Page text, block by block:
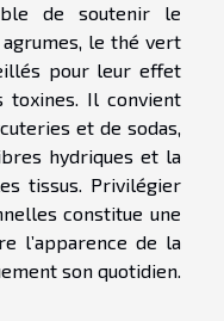
de soutenir le
le thé vert
pour leur effet
toxines. Il convient
et de sodas,
hydriques et la
tissus. Privilégier
constitue une
l’apparence de la
son quotidien.